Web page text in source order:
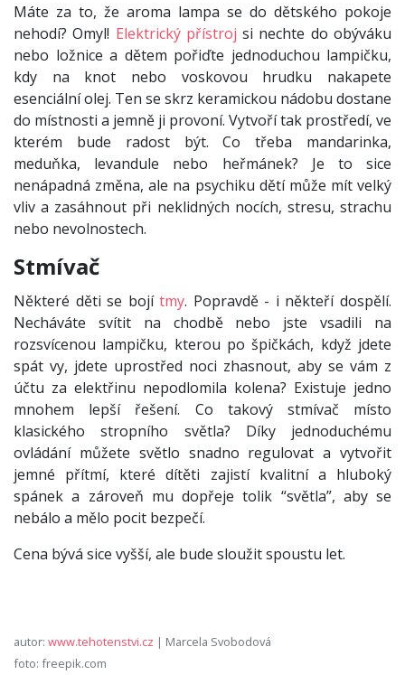
Máte za to, že aroma lampa se do dětského pokoje
nehodí? Omyl! Elektrický přístroj si nechte do obýváku
nebo ložnice a dětem pořiďte jednoduchou lampičku,
kdy na knot nebo voskovou hrudku nakapete
esenciální olej. Ten se skrz keramickou nádobu dostane
do místnosti a jemně ji provoní. Vytvoří tak prostředí, ve
kterém bude radost být. Co třeba mandarinka,
meduňka, levandule nebo heřmánek? Je to sice
nenápadná změna, ale na psychiku dětí může mít velký
vliv a zasáhnout při neklidných nocích, stresu, strachu
nebo nevolnostech.
Stmívač
Některé děti se bojítmy. Popravdě - i někteří dospělí.
Necháváte svítit na chodbě nebo jste vsadili na
rozsvícenou lampičku, kterou po špičkách, když jdete
spát vy, jdete uprostřed noci zhasnout, aby se vám z
účtu za elektřinu nepodlomila kolena? Existuje jedno
mnohem lepší řešení. Co takový stmívač místo
klasického stropního světla? Díky jednoduchému
ovládání můžete světlo snadno regulovat a vytvořit
jemné přítmí, které dítěti zajistí kvalitní a hluboký
spánek a zároveň mu dopřeje tolik “světla”, aby se
nebálo a mělo pocit bezpečí.
Cena bývá sice vyšší, ale bude sloužit spoustu let.
autor: www.tehotenstvi.cz | Marcela Svobodová
foto: freepik.com